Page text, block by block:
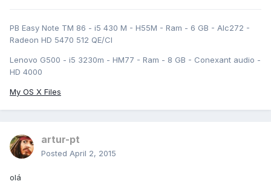
PB Easy Note TM 86 - i5 430 M - H55M - Ram - 6 GB - Alc272 -
Radeon HD 5470 512 QE/CI
Lenovo G500 - i5 3230m - HM77 - Ram - 8 GB - Conexant audio -
HD 4000
My OS X Files
artur-pt
Posted April 2, 2015
olá